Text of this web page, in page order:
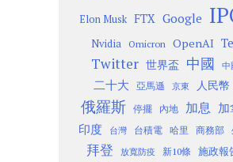
Elon Musk FTX Google
Nvidia Omicron OpenAI
Twitter 世界盃 中國 中
二十大 亞馬遜 京東 人民幣
俄羅斯 停擺 內地 加息 加
印度
台灣 台積電 哈里 商務部
拜登 放寬防疫 新10條 施政報